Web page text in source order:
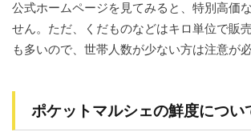
ポケ
ット
マル
シェ
ト・
公式ホームページを見てみると、特別高価
せん。ただ、くだものなどはキロ単位で販
も多いので、世帯人数が少ない方は注意が必
ポケットマルシェの鮮度につい